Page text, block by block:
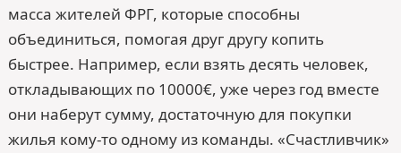
масса жителей ФРГ, которые способны
объединиться, помогая друг другу копить
быстрее. Например, если взять десять человек,
откладывающих по 10000€, уже через год вместе
они наберут сумму, достаточную для покупки
жилья кому-то одному из команды. «Счастливчик»